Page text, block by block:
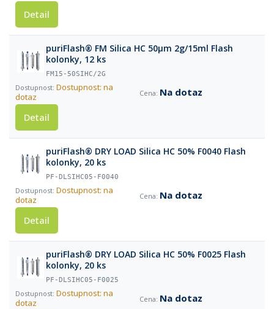
Detail
puriFlash® FM Silica HC 50µm 2g/15ml Flash
kolonky, 12 ks
FM15-50SIHC/2G
Dostupnost: na
dotaz
Na dotaz
Detail
puriFlash® DRY LOAD Silica HC 50% F0040 Flash
kolonky, 20 ks
PF-DLSIHC05-F0040
Dostupnost: na
dotaz
Na dotaz
Detail
puriFlash® DRY LOAD Silica HC 50% F0025 Flash
kolonky, 20 ks
PF-DLSIHC05-F0025
Dostupnost: na
dotaz
Na dotaz